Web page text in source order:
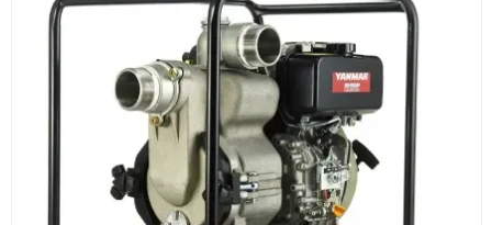
доставки.
Счёт и оплата
Согласовываем условия, готовим счёт, договор
или спецификацию и принимаем оплату по